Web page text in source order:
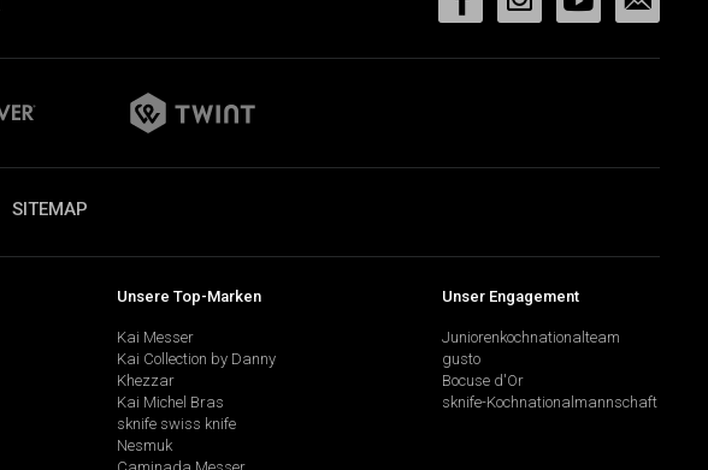
SITEMAP
Unsere Top-Marken
Kai Messer
Kai Collection by Danny
Khezzar
Kai Michel Bras
sknife swiss knife
Nesmuk
Unser Engagement
Juniorenkochnationalteam
gusto
Bocuse d'Or
sknife-Kochnationalmannschaft